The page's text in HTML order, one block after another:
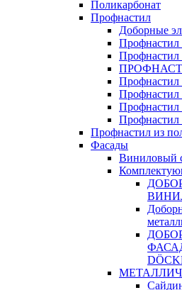
Поликарбонат
Профнастил
Доборные
Профнастил из
Фасады
Виниловый